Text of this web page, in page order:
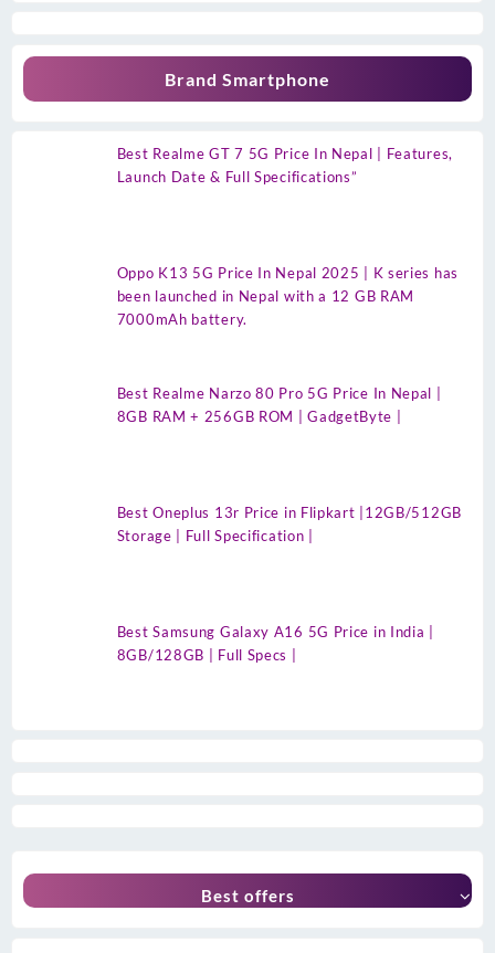
Brand Smartphone
Best Realme GT 7 5G Price In Nepal | Features,
Launch Date & Full Specifications”
Oppo K13 5G Price In Nepal 2025 | K series has
been launched in Nepal with a 12 GB RAM
7000mAh battery.
Best Realme Narzo 80 Pro 5G Price In Nepal |
8GB RAM + 256GB ROM | GadgetByte |
Best Oneplus 13r Price in Flipkart |12GB/512GB
Storage | Full Specification |
Best Samsung Galaxy A16 5G Price in India |
8GB/128GB | Full Specs |
Best offers